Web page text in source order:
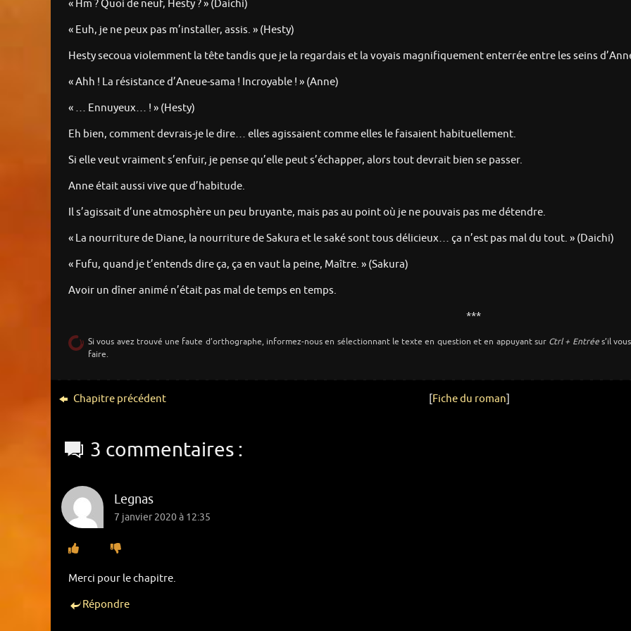
« Hm ? Quoi de neuf, Hesty ? » (Daichi)
« Euh, je ne peux pas m’installer, assis. » (Hesty)
Hesty secoua violemment la tête tandis que je la regardais et la voyais magnifiquement enterrée entre les seins
« Ahh ! La résistance d’Aneue-sama ! Incroyable ! » (Anne)
« … Ennuyeux… ! » (Hesty)
Eh bien, comment devrais-je le dire… elles agissaient comme elles le faisaient habituellement.
Si elle veut vraiment s’enfuir, je pense qu’elle peut s’échapper, alors tout devrait bien se passer.
Anne était aussi vive que d’habitude.
Il s’agissait d’une atmosphère un peu bruyante, mais pas au point où je ne pouvais pas me détendre.
« La nourriture de Diane, la nourriture de Sakura et le saké sont tous délicieux… ça n’est pas mal du tout. » (Daichi)
« Fufu, quand je t’entends dire ça, ça en vaut la peine, Maître. » (Sakura)
Avoir un dîner animé n’était pas mal de temps en temps.
***
Si vous avez trouvé une faute d’orthographe, informez-nous en sélectionnant le texte en question et en appuyant sur Ctrl + Entrées’il
faire.
Chapitre précédent [Fiche du roman]
3 commentaires :
Legnas
7 janvier 2020 à 12:35
Merci pour le chapitre.
Répondre